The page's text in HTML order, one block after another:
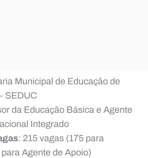
Municipal de Educação de
SEDUC
da Educação Básica e Agente
Integrado
: 215 vagas (175 para
Agente de Apoio)